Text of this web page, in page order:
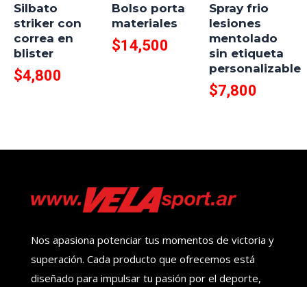
Silbato
striker con
correa en
blister
$4,800
Bolso porta
materiales
$14,500
Spray frio
lesiones
mentolado
sin etiqueta
personalizable
$7,800
Nos apasiona potenciar tus momentos de victoria y
superación. Cada producto que ofrecemos está
diseñado para impulsar tu pasión por el deporte,